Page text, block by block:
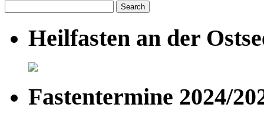
Heilfasten an der
Fastentermine 2024/